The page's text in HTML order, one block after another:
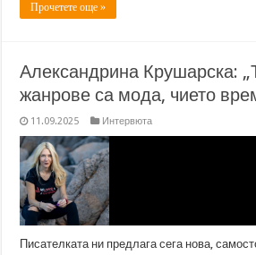
Прочетете още »
Александрина Крушарска:
жанрове са мода, чието
11.09.2025 Интервюта
Писателката ни предлага сега нова,